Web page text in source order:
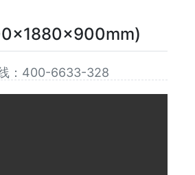
：400-6633-328